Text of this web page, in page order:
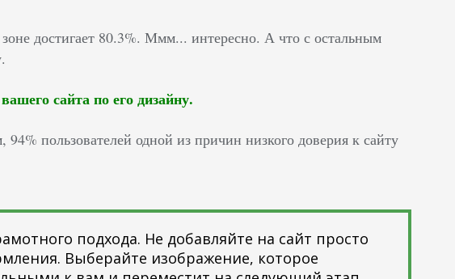
достигает 80.3%. Ммм... интересно. А что с остальным
сайта по его дизайну.
пользователей одной из причин низкого доверия к сайту
подхода. Не добавляйте на сайт просто
Выберайте изображение, которое